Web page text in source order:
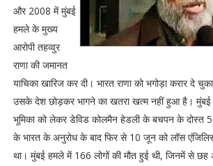
और 2008 में मुंबई
हमले के मुख्य
आरोपी तहव्वुर
राणा की जमानत
याचिका खारिज कर दी। भारत राणा को भगोड़ा करार दे
उसके देश छोड़कर भागने का खतरा खत्म नहीं हुआ है।
भूमिका को लेकर डेविड कोलमैन हेडली के बचपन के दोस्त 59
के भारत के अनुरोध के बाद फिर से 10 जून को लॉस एंजिलिस
था। मुंबई हमले में 166 लोगों की मौत हुई थी, जिनमें से छह